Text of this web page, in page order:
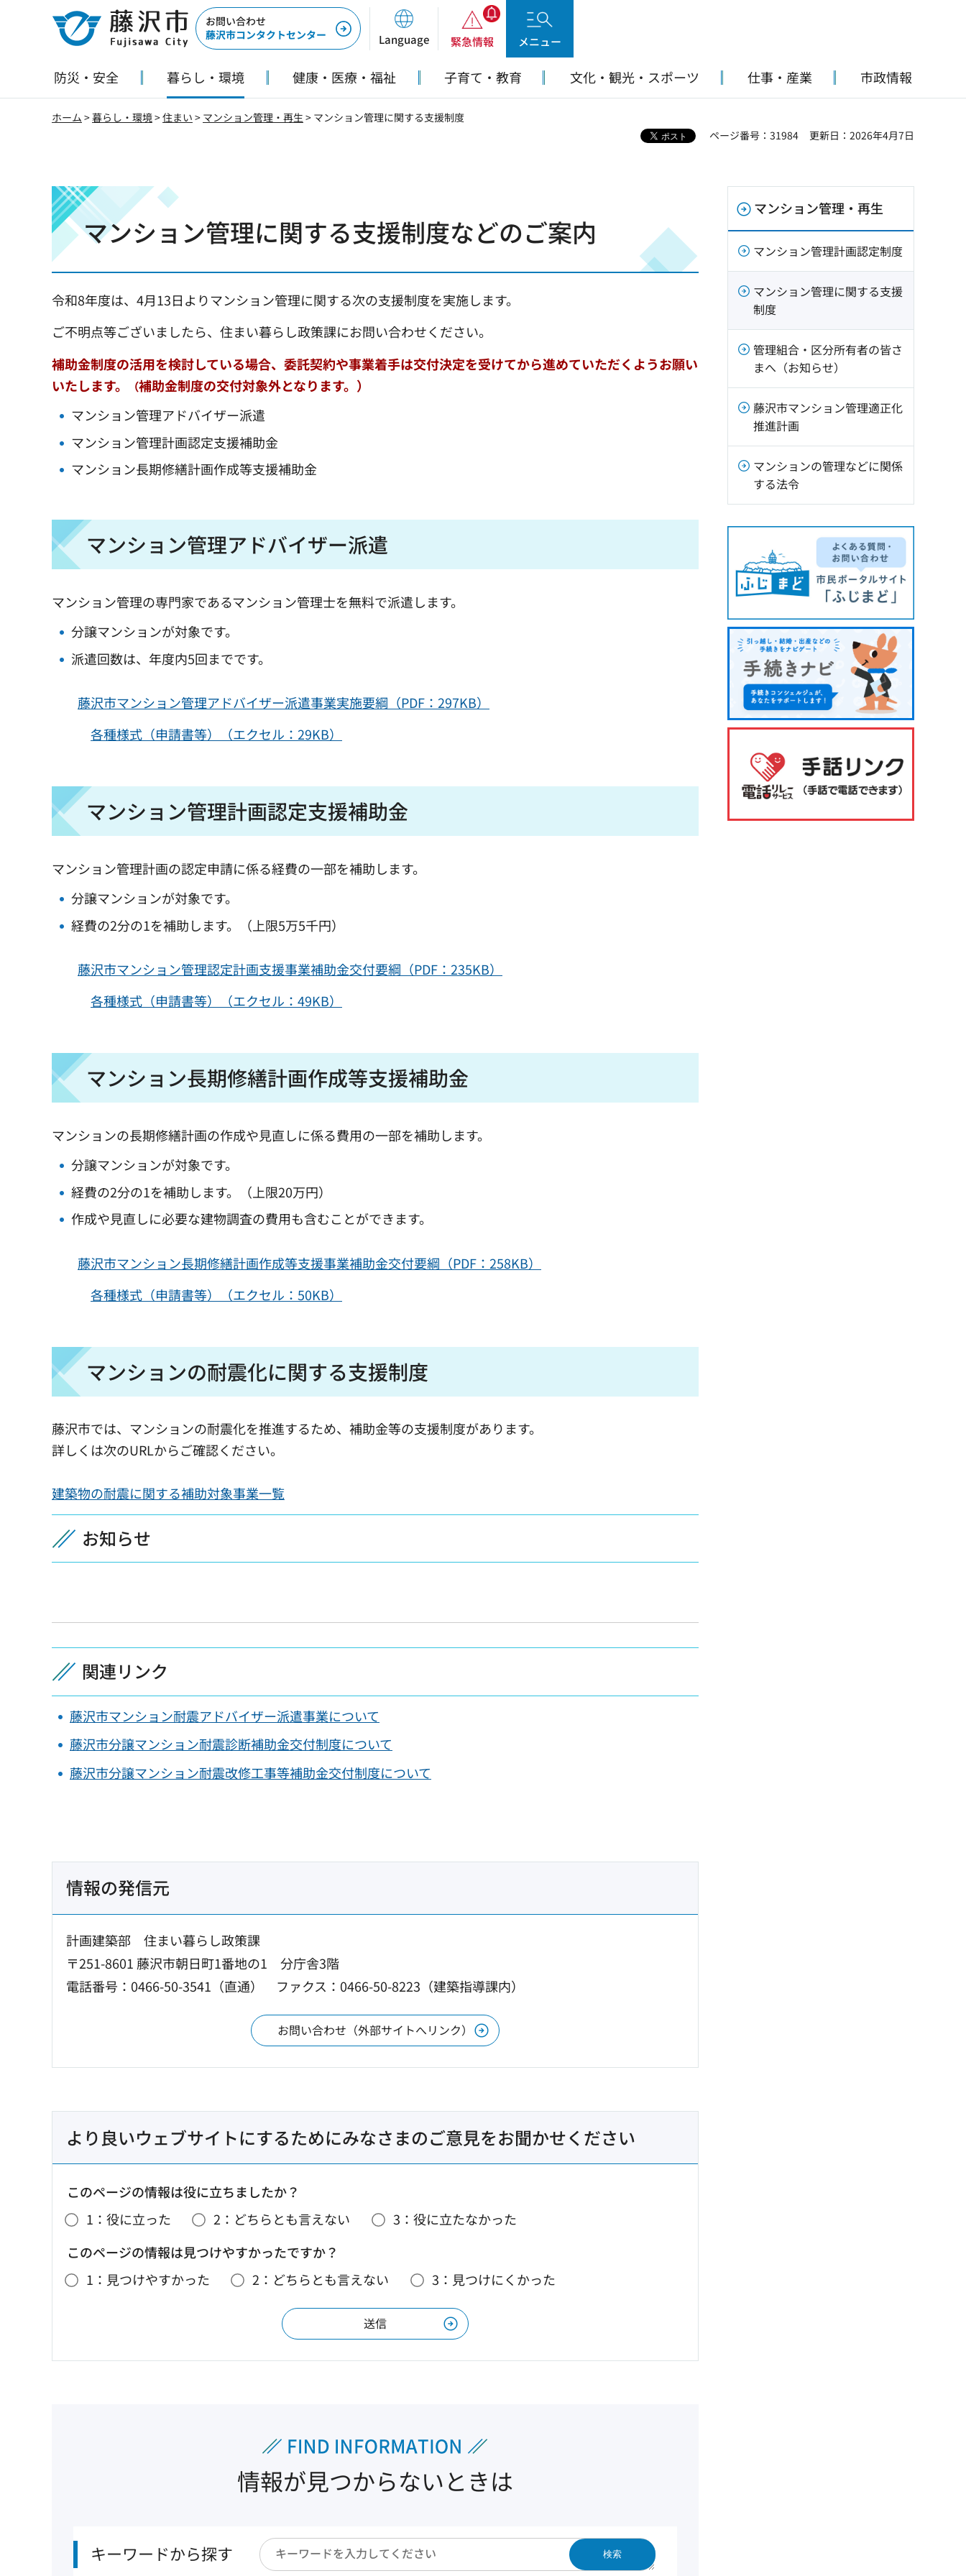
藤沢市
お問い合わせ
藤沢市コンタクトセンター
Language 緊急情報 メニュー
防災・安全 暮らし・環境 健康・医療・福祉 子育て・教育 文化・観光・スポーツ 仕事・産業 市政情報
ホーム >暮らし・環境>住まい > マンション管理・再生 > マンション管理に関する支援制度
ページ番号：31984
更新日：2026年4月7日
マンション管理に関する支援制度などのご案内
令和8年度は、4月13日よりマンション管理に関する次の支援制度を実施します。
ご不明点等ございましたら、住まい暮らし政策課にお問い合わせください。
補助金制度の活用を検討している場合、委託契約や事業着手は交付決定を受けてから進めていただくようお願い
いたします。 （補助金制度の交付対象外となります。）
マンション管理アドバイザー派遣
マンション管理計画認定支援補助金
マンション長期修繕計画作成等支援補助金
マンション管理アドバイザー派遣
マンション管理の専門家であるマンション管理士を無料で派遣します。
分譲マンションが対象です。
派遣回数は、年度内5回までです。
藤沢市マンション管理アドバイザー派遣事業実施要綱（PDF：297KB）
各種様式（申請書等）（エクセル：29KB）
マンション管理計画認定支援補助金
マンション管理計画の認定申請に係る経費の一部を補助します。
分譲マンションが対象です。
経費の2分の1を補助します。（上限5万5千円）
藤沢市マンション管理認定計画支援事業補助金交付要綱（PDF：235KB）
各種様式（申請書等）（エクセル：49KB）
マンション長期修繕計画作成等支援補助金
マンションの長期修繕計画の作成や見直しに係る費用の一部を補助します。
分譲マンションが対象です。
経費の2分の1を補助します。（上限20万円）
作成や見直しに必要な建物調査の費用も含むことができます。
藤沢市マンション長期修繕計画作成等支援事業補助金交付要綱（PDF：258KB）
各種様式（申請書等）（エクセル：50KB）
マンションの耐震化に関する支援制度
藤沢市では、マンションの耐震化を推進するため、補助金等の支援制度があります。
詳しくは次のURLからご確認ください。
建築物の耐震に関する補助対象事業一覧
お知らせ
関連リンク
藤沢市マンション耐震アドバイザー派遣事業について
藤沢市分譲マンション耐震診断補助金交付制度について
藤沢市分譲マンション耐震改修工事等補助金交付制度について
情報の発信元
計画建築部 住まい暮らし政策課
〒251-8601 藤沢市朝日町1番地の1 分庁舎3階
電話番号：0466-50-3541（直通）
ファクス：0466-50-8223（建築指導課内）
お問い合わせ（外部サイトへリンク）
より良いウェブサイトにするためにみなさまのご意見をお聞かせください
このページの情報は役に立ちましたか？
1：役に立った
2：どちらとも言えない
3：役に立たなかった
このページの情報は見つけやすかったですか？
1：見つけやすかった
2：どちらとも言えない 3：見つけにくかった
情報が見つからないときは
キーワードから探す 検索
マンション管理・再生
マンション管理計画認定制度
マンション管理に関する支援
制度
管理組合・区分所有者の皆さ
まへ（お知らせ）
藤沢市マンション管理適正化
推進計画
マンションの管理などに関係
する法令